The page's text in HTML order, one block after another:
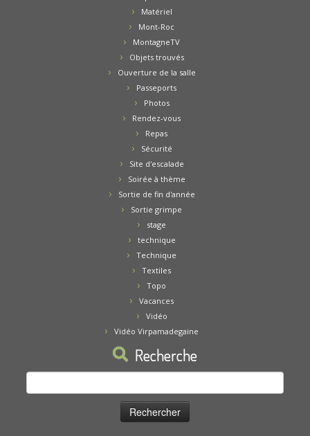
Matériel
Mont-Roc
MontagneTV
Objets trouvés
Ouverture de la salle
Passeports
Photos
Rendez-vous
Repas
Sécurité
Site d'escalade
Soirée à thème
Sortie de fin d'année
Sortie grimpe
stage
technique
Technique
Textiles
Topo
Vacances
Vidéo
Vidéo Virpamadegaine
Recherche